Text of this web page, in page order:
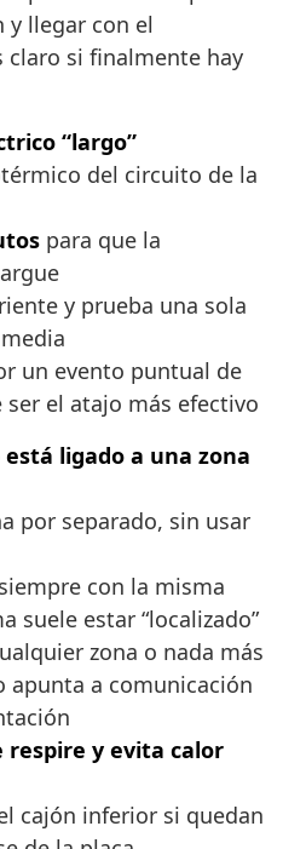
y llegar con el
si finalmente hay
“largo”
del circuito de la
para que la
y prueba una sola
un evento puntual de
ser el atajo más efectivo
ligado a una zona
por separado, sin usar
con la misma
suele estar “localizado”
zona o nada más
apunta a comunicación
respire y evita calor
cajón inferior si quedan